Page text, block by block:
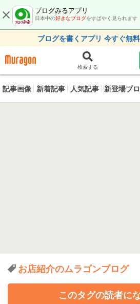
ブログみるアプリ
日本中の好きなブログをすばやく見られます
ブログを書くアプリ 今すぐ無
検索する
記事画像 新着記事 人気記事 新登場ブ
お店紹介のムラゴンブログ
このタグの読者に